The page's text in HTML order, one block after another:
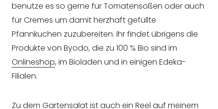
benutze es so gerne für Tomatensoßen oder auch
für Cremes um damit herzhaft gefüllte
Pfannkuchen zuzubereiten. Ihr findet übrigens die
Produkte von Byodo, die zu 100 % Bio sind im
Onlineshop, im Bioladen und in einigen Edeka-
Filialen.
Zu dem Gartensalat ist auch ein Reel auf meinem